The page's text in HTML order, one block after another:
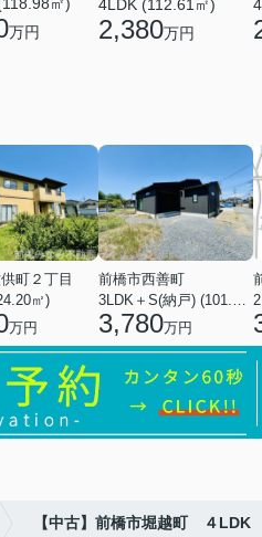
㎡)
万円
4LDK (112.61㎡)
2,380万円
町２丁目
㎡)
万円
前橋市西善町
3,780万円
【中古】前橋市堀越町 ４LDK